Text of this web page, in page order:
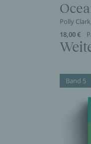
Polly
18,00 €
Band 5